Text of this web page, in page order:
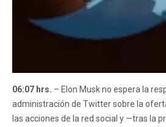
06:07 hrs. – Elon Musk no espera la
administración de Twitter sobre la
las acciones de la red social y —tras la